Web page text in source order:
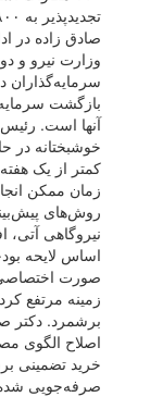
صادق زاده در
وزارت نیرو و
سرمایه‌گذاران
بازگشت
آنها است.
خوشبختانه در
کمتر از یک
زمان ممکن
روش‌های
صورت اختصاصی
زمینه مرتفع
اصلاح الگوی
خرید تضمینی
صرفه‌جویی شده